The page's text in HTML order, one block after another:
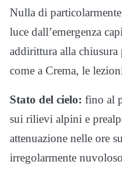
Nulla di
luce dall’emergenza
addirittura alla
come a Crema, le
Stato del cielo: fino al
sui rilievi alpini e
attenuazione nelle ore
irregolarmente